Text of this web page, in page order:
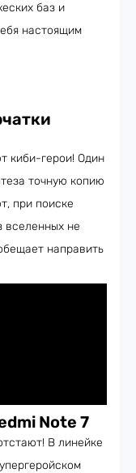
баз и
настоящим
киби-герои! Один
точную копию
при поиске
вселенных не
направить
Note 7
В линейке